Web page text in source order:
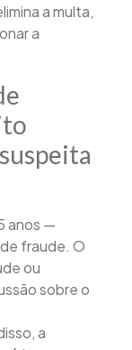
a multa,
a
anos —
fraude. O
ou
sobre o
a